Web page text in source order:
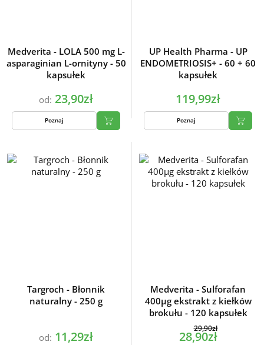
Medverita - LOLA 500 mg L-
asparaginian L-ornityny - 50
kapsułek
od: 23,90zł
Poznaj
UP Health Pharma - UP
ENDOMETRIOSIS+ - 60 + 60
kapsułek
119,99zł
Poznaj
Targroch - Błonnik
naturalny - 250 g
od: 11,29zł
Medverita - Sulforafan
400µg ekstrakt z kiełków
brokułu - 120 kapsułek
29,90zł
28,90zł